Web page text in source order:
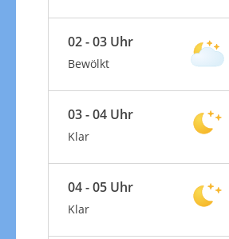
02 - 03 Uhr
Bewölkt
03 - 04 Uhr
Klar
04 - 05 Uhr
Klar